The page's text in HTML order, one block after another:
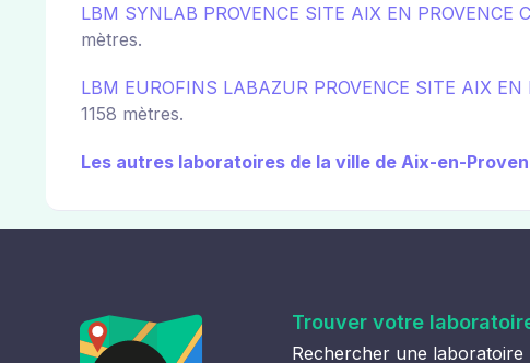
LBM SYNLAB PROVENCE SITE AIX EN PROVENCE
mètres.
LBM EUROFINS LABAZUR PROVENCE SITE AIX EN
1158 mètres.
Les autres laboratoires de la ville de Aix-en-
Trouver votre
Rechercher une laboratoire